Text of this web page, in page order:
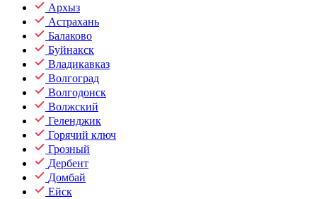
Архыз
Астрахань
Балаково
Буйнакск
Владикавказ
Волгоград
Волгодонск
Волжский
Геленджик
Горячий ключ
Грозный
Дербент
Домбай
Ейск